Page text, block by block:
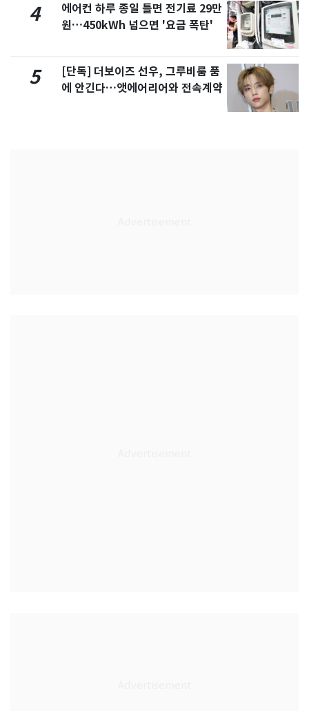
4
에어컨 하루 종일 틀면 전기료 29만
원…450kWh 넘으면 '요금 폭탄'
5
[단독] 더보이즈 선우, 그루비룸 품
에 안긴다…앳에어리어와 전속계약